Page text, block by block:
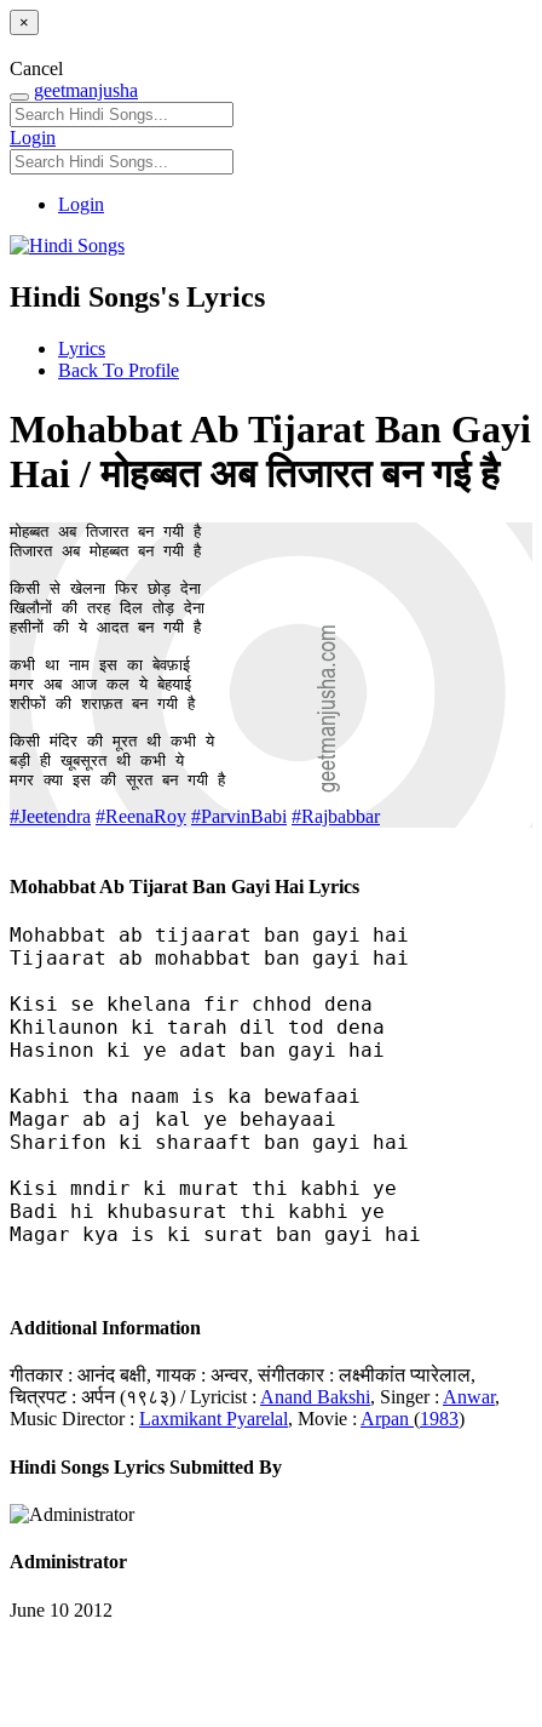
×
Cancel
geetmanjusha
Login
Login
Hindi Songs's Lyrics
Lyrics
Back To Profile
Mohabbat Ab Tijarat Ban Gayi
Hai / मोहब्बत अब तिजारत बन गई है
मोहब्बत अब तिजारत बन गयी है
तिजारत अब मोहब्बत बन गयी है
किसी से खेलना फिर छोड़ देना
खिलौनों की तरह दिल तोड़ देना
हसीनों की ये आदत बन गयी है
कभी था नाम इस का बेवफ़ाई
मगर अब आज कल ये बेहयाई
शरीफों की शराफ़त बन गयी है
किसी मंदिर की मूरत थी कभी ये
बड़ी ही खूबसूरत थी कभी ये
मगर क्या इस की सूरत बन गयी है
#Jeetendra #ReenaRoy #ParvinBabi #Rajbabbar
Mohabbat Ab Tijarat Ban Gayi Hai Lyrics
Mohabbat ab tijaarat ban gayi hai
Tijaarat ab mohabbat ban gayi hai
Kisi se khelana fir chhod dena
Khilaunon ki tarah dil tod dena
Hasinon ki ye adat ban gayi hai
Kabhi tha naam is ka bewafaai
Magar ab aj kal ye behayaai
Sharifon ki sharaaft ban gayi hai
Kisi mndir ki murat thi kabhi ye
Badi hi khubasurat thi kabhi ye
Magar kya is ki surat ban gayi hai
Additional Information
गीतकार : आनंद बक्षी, गायक : अन्वर, संगीतकार : लक्ष्मीकांत प्यारेलाल,
चित्रपट : अर्पन (१९८३) / Lyricist : Anand Bakshi, Singer : Anwar,
Music Director : Laxmikant Pyarelal, Movie : Arpan (1983)
Hindi Songs Lyrics Submitted By
Administrator
June 10 2012